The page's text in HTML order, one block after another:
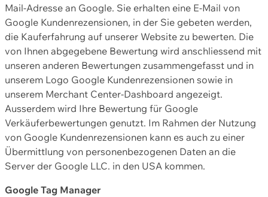
Mail-Adresse an Google. Sie erhalten eine E-Mail von
Google Kundenrezensionen, in der Sie gebeten werden,
die Kauferfahrung auf unserer Website zu bewerten. Die
von Ihnen abgegebene Bewertung wird anschliessend mit
unseren anderen Bewertungen zusammengefasst und in
unserem Logo Google Kundenrezensionen sowie in
unserem Merchant Center-Dashboard angezeigt.
Ausserdem wird Ihre Bewertung für Google
Verkäuferbewertungen genutzt. Im Rahmen der Nutzung
von Google Kundenrezensionen kann es auch zu einer
Übermittlung von personenbezogenen Daten an die
Server der Google LLC. in den USA kommen.
Google Tag Manager